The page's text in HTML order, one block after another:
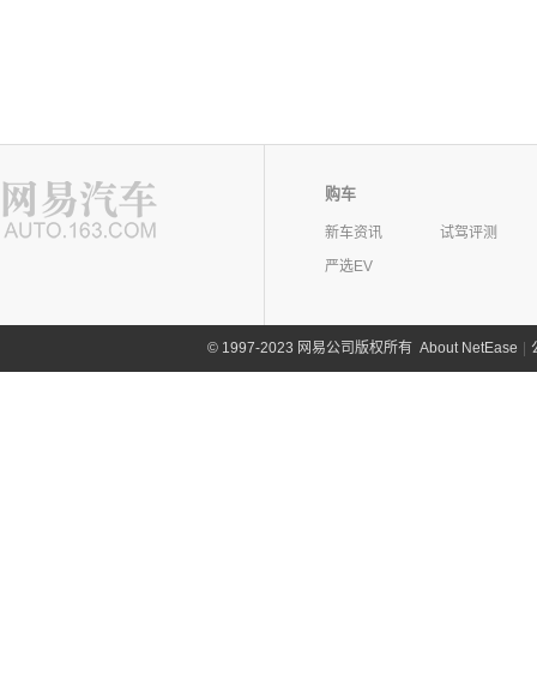
购车
新车资讯
试驾评测
严选EV
©1997-2023 网易公司版权所有 About NetEase